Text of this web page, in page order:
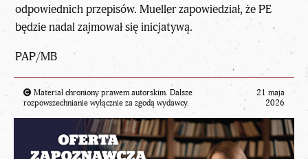
odpowiednich przepisów. Mueller zapowiedział, że PE
będzie nadal zajmował się inicjatywą.
PAP/MB
Materiał chroniony prawem autorskim. Dalsze
rozpowszechnianie wyłącznie za zgodą wydawcy.
21 maja
2026